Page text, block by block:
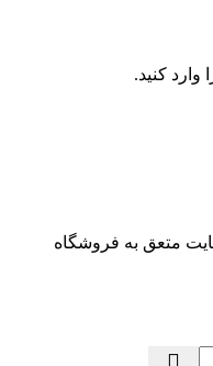
کنید.
متعق به فروشگاه